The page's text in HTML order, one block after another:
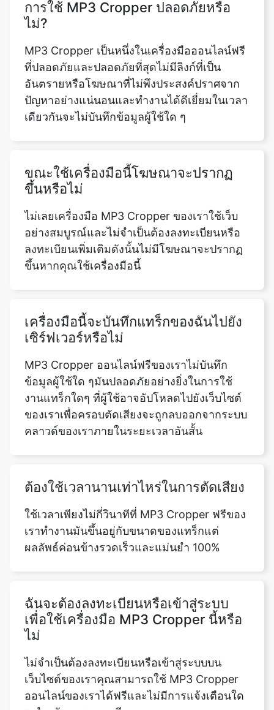
ที่ปลอดภัยและปลอดภัยที่สุดไม่มีลิงก์ที่เป็น
อันตรายหรือโฆษณาที่ไม่พึงประสงค์ปราศจาก
ปัญหาอย่างแน่นอนและทำงานได้ดีเยี่ยมในเวลา
เดียวกันจะไม่บันทึกข้อมูลผู้ใช้ใด ๆ
ขณะใช้เครื่องมือนี้โฆษณาจะปรากฏ
ไม่เลยเครื่องมือ MP3 Cropper ของเราใช้เว็บ
อย่างสมบูรณ์และไม่จำเป็นต้องลงทะเบียนหรือ
ลงทะเบียนเพิ่มเติมดังนั้นไม่มีโฆษณาจะปรากฏ
ขึ้นหากคุณใช้เครื่องมือนี้
เครื่องมือนี้จะบันทึกแทร็กของฉันไปยัง
MP3 Cropper ออนไลน์ฟรีของเราไม่บันทึก
ข้อมูลผู้ใช้ใด ๆมันปลอดภัยอย่างยิ่งในการใช้
งานแทร็กใดๆ ที่ผู้ใช้อาจอัปโหลดไปยังเว็บไซต์
ของเราเพื่อครอบตัดเสียงจะถูกลบออกจากระบบ
คลาวด์ของเราภายในระยะเวลาอันสั้น
ต้องใช้เวลานานเท่าไหร่ในการตัดเสียง
ผลลัพธ์ค่อนข้างรวดเร็วและแม่นยำ 100%
ฉันจะต้องลงทะเบียนหรือเข้าสู่ระบบ
ไม่จำเป็นต้องลงทะเบียนหรือเข้าสู่ระบบบน
เว็บไซต์ของเราคุณสามารถใช้ MP3 Cropper
ออนไลน์ของเราได้ฟรีและไม่มีการแจ้งเตือนใด
ๆ สำหรับการลงทะเบียน